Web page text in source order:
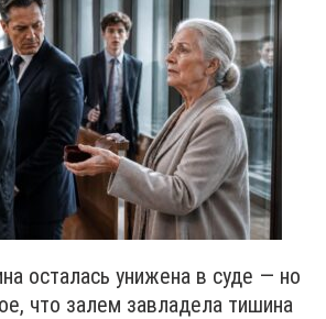
осталась унижена в суде — но
что залем завладела тишина